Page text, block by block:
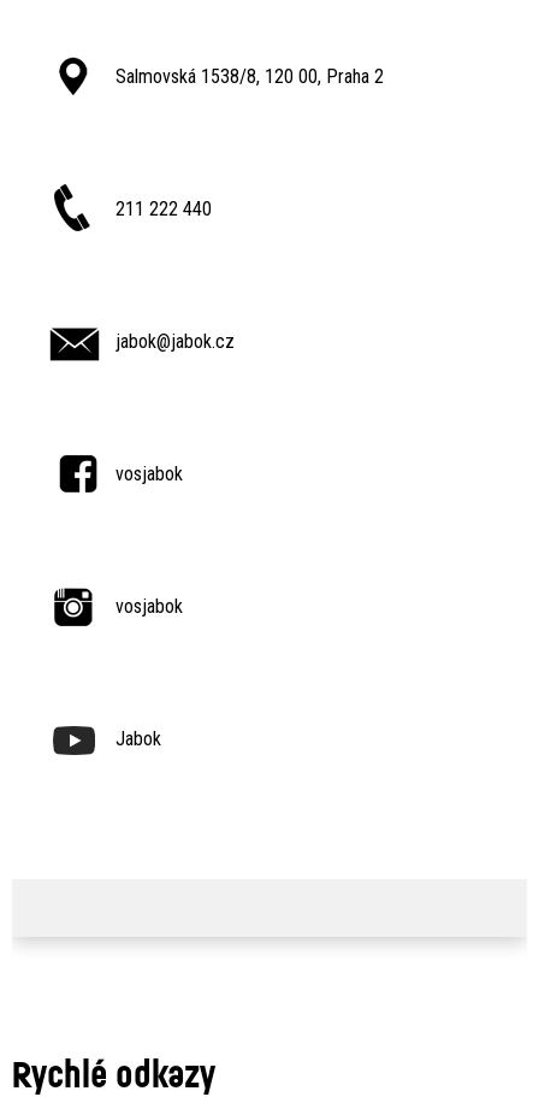
Salmovská 1538/8, 120 00, Praha 2
211 222 440
jabok@jabok.cz
vosjabok
vosjabok
Jabok
Rychlé odkazy